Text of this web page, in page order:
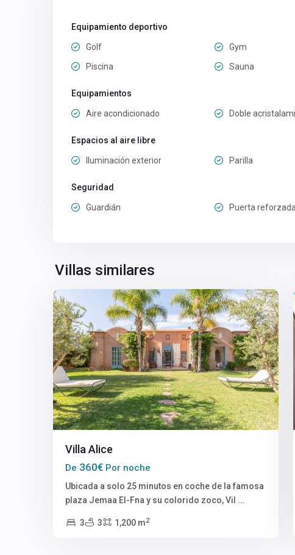
Equipamiento deportivo
Golf Gym
Piscina
Sauna
Equipamientos
Aire acondicionado Doble
Espacios al aire libre
Iluminación exterior Parilla
Seguridad
Guardián Puerta reforzada
Villas similares
Marrakech
Villa Alice
De 360€ Por noche
Ubicada a solo 25 minutos en coche de la famosa
plaza Jemaa El-Fna y su colorido zoco, Vil ...
3 3 1,200 m2